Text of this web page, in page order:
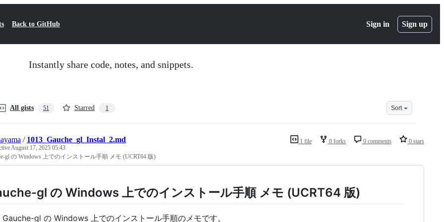
Back to GitHub Sign in Sign up
Instantly share code, notes, and snippets.
All gists 51 Starred 1 Sort
1 file 0 forks 0 comments 0 stars
/ 1013_Gauche_gl_Instal_2.md
August 17, 2025 05:43
gl の Windows 上でのインストール手順 メモ (UCRT64 版)
gl の Windows 上でのインストール手順 メモ (UCRT64 版)
Gauche-gl の Windows 上でのインストール手順のメモです。